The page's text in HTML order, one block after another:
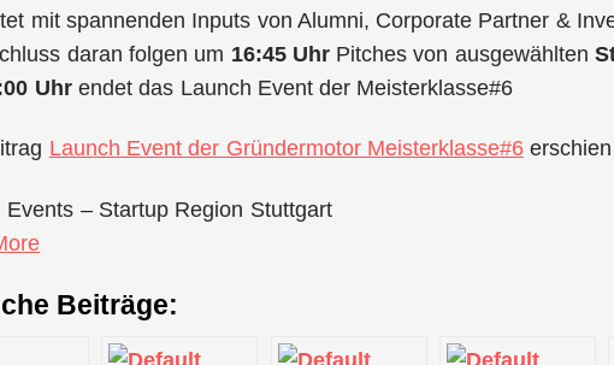
mit spannenden Inputs von Alumni, Corporate Partner &
daran folgen um 16:45 UhrPitches von ausgewählten
Uhrendet das Launch Event der Meisterklasse#6
Launch Event der Gründermotor Meisterklasse#6
Events – Startup Region Stuttgart
Beiträge: